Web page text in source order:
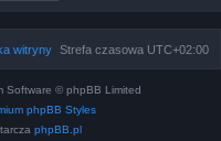
Strefa czasowa UTC+02:00
witryny
Software © phpBB Limited
phpBB Styles
phpBB.pl